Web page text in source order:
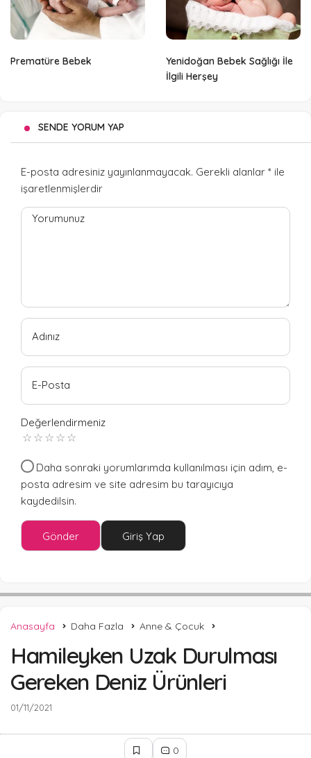
Prematüre Bebek
Yenidoğan Bebek Sağlığı İle
İlgili Herşey
SENDE YORUM YAP
E-posta adresiniz yayınlanmayacak. Gerekli alanlar * ile
işaretlenmişlerdir
Yorumunuz
Adınız
E-Posta
Değerlendirmeniz
Daha sonraki yorumlarımda kullanılması için adım, e-
posta adresim ve site adresim bu tarayıcıya
kaydedilsin.
Gönder Giriş Yap
Anasayfa Daha Fazla Anne & Çocuk
Hamileyken Uzak Durulması
Gereken Deniz Ürünleri
01/11/2021
0